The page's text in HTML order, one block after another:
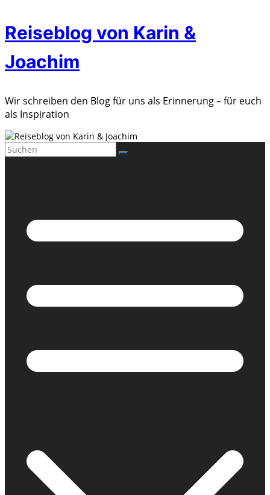
Zum
Inhalt
springen
Reiseblog von Karin &
Joachim
Wir schreiben den Blog für uns als Erinnerung – für euch
als Inspiration